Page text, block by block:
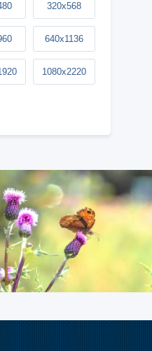
320x568
640x1136
1080x2220